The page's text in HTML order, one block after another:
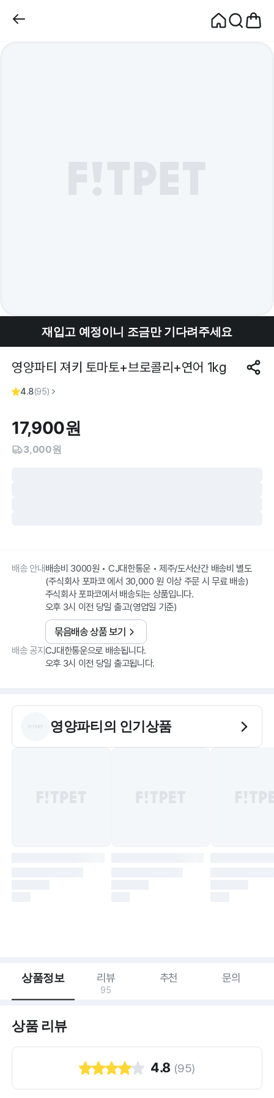
재입고 예정이니 조금만 기다려주세요
영양파티 져키 토마토+브로콜리+연어 1kg
4.8(95)
17,900원
3,000원
배송 안내배송비 3000원 • CJ대한통운 • 제주/도서산간 배송비 별도
(주식회사 포파코 에서 30,000 원 이상 주문 시 무료 배송)
주식회사 포파코에서 배송되는 상품입니다.
오후 3시 이전 당일 출고(영업일 기준)
묶음배송 상품 보기
배송 공지CJ대한통운으로 배송됩니다.
오후 3시 이전 당일 출고됩니다.
영양파티 의 인기상품
상품정보 리뷰
95
추천 문의
상품 리뷰
4.8 (95)